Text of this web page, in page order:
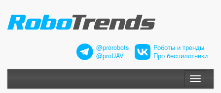
@prorobots
@proUAV
Роботы и тренды
Про беспилотники
Меню